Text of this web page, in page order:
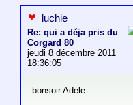
luchie
Re: qui a déja pris du
Corgard 80
jeudi 8 décembre 2011
18:36:05
bonsoir Adele